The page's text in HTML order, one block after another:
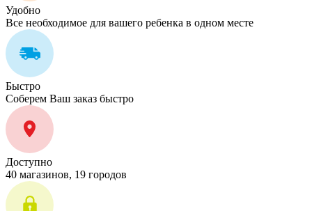
Удобно
Все необходимое для вашего ребенка в одном месте
Быстро
Соберем Ваш заказ быстро
Доступно
40 магазинов, 19 городов